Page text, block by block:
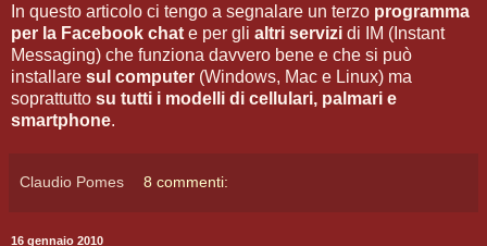
In questo articolo ci tengo a segnalare un terzo programma
per la Facebook chat e per gli altri servizi di IM (Instant
Messaging) che funziona davvero bene e che si può
installare sul computer (Windows, Mac e Linux) ma
soprattutto su tutti i modelli di cellulari, palmari e
smartphone.
Claudio Pomes 8 commenti:
16 gennaio 2010